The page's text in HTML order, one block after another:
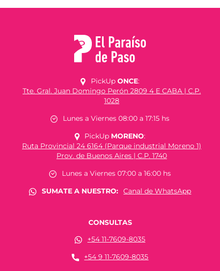
PickUp ONCE:
Tte. Gral. Juan Domingo Perón 2809 4 E CABA | C.P.
1028
Lunes a Viernes 08:00 a 17:15 hs
PickUp MORENO:
Ruta Provincial 24 6164 (Parque industrial Moreno 1)
Prov. de Buenos Aires | C.P. 1740
Lunes a Viernes 07:00 a 16:00 hs
SUMATE A NUESTRO:
Canal de WhatsApp
CONSULTAS
+54 11-7609-8035
+54 9 11-7609-8035